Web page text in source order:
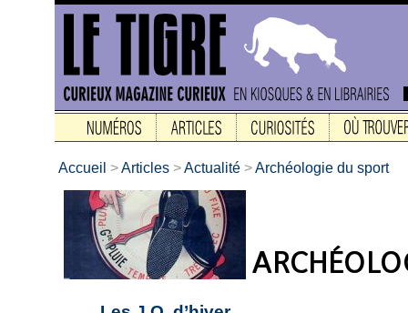
Accueil >Articles >Actualité >Archéologie du sport